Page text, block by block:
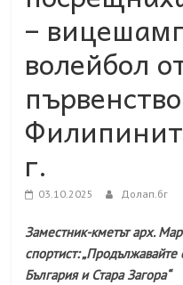
–
волейбол
г.
03.10.2025 Долап.бг
Заместник-кметът арх.
спортист:
България и Стара Загора“